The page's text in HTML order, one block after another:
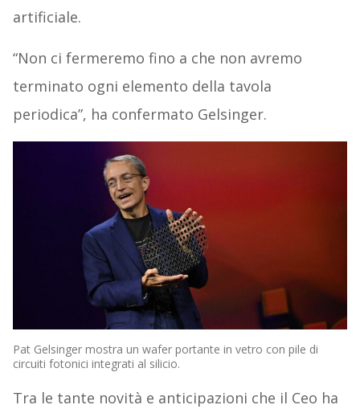
artificiale.
“Non ci fermeremo fino a che non avremo
terminato ogni elemento della tavola
periodica”, ha confermato Gelsinger.
Pat Gelsinger mostra un wafer portante in vetro con pile di
circuiti fotonici integrati al silicio.
Tra le tante novità e anticipazioni che il Ceo ha